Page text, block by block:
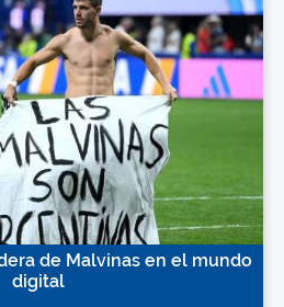
de Malvinas en el mundo
digital